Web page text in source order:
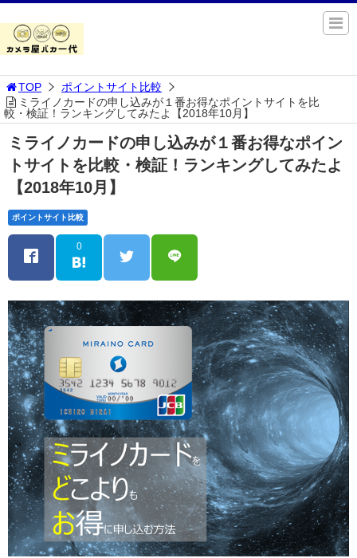
TOP
ポイントサイト比較
ミライノカードの申し込みが１番お得なポイントサイトを比
較・検証！ランキングしてみたよ【2018年10月】
ミライノカードの申し込みが１番お得なポイン
トサイトを比較・検証！ランキングしてみたよ
【2018年10月】
ポイントサイト比較
0